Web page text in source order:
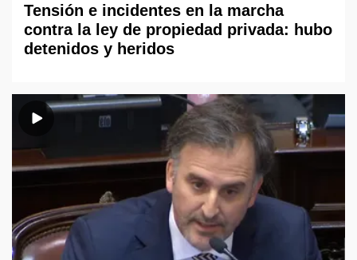
Tensión e incidentes en la marcha
contra la ley de propiedad privada: hubo
detenidos y heridos